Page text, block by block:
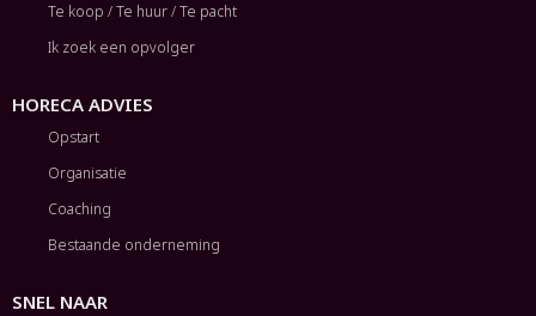
Te koop / Te huur / Te pacht
Ik zoek een opvolger
HORECA ADVIES
Opstart
Organisatie
Coaching
Bestaande onderneming
SNEL NAAR